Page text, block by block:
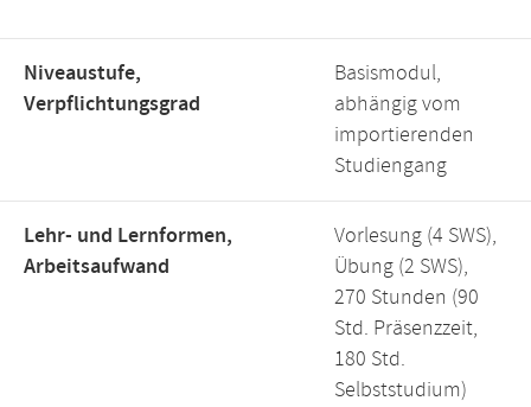
Niveaustufe,
Verpflichtungsgrad
Basismodul,
abhängig vom
importierenden
Studiengang
Lehr- und Lernformen,
Arbeitsaufwand
Vorlesung (4 SWS),
Übung (2 SWS),
270 Stunden (90
Std. Präsenzzeit,
180 Std.
Selbststudium)